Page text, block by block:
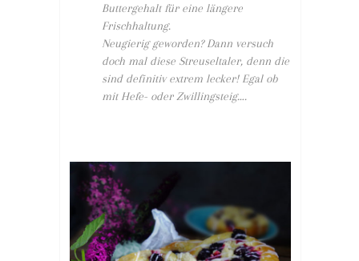
Buttergehalt für eine längere
Frischhaltung.
Neugierig geworden? Dann versuch
doch mal diese Streuseltaler, denn die
sind definitiv extrem lecker! Egal ob
mit Hefe- oder Zwillingsteig….